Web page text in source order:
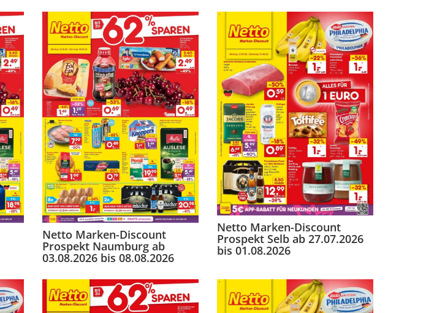
Netto Marken-Discount
Prospekt Naumburg ab
03.08.2026 bis 08.08.2026
Netto Marken-Discount
Prospekt Selb ab 27.07.2026
bis 01.08.2026